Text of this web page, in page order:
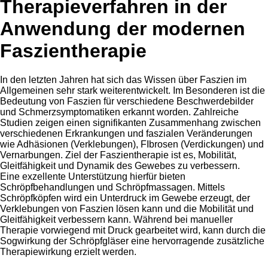
Therapieverfahren in der
Anwendung der modernen
Faszientherapie
In den letzten Jahren hat sich das Wissen über Faszien im
Allgemeinen sehr stark weiterentwickelt. Im Besonderen ist die
Bedeutung von Faszien für verschiedene Beschwerdebilder
und Schmerzsymptomatiken erkannt worden. Zahlreiche
Studien zeigen einen signifikanten Zusammenhang zwischen
verschiedenen Erkrankungen und faszialen Veränderungen
wie Adhäsionen (Verklebungen), FIbrosen (Verdickungen) und
Vernarbungen. Ziel der Faszientherapie ist es, Mobilität,
Gleitfähigkeit und Dynamik des Gewebes zu verbessern.
Eine exzellente Unterstützung hierfür bieten
Schröpfbehandlungen und Schröpfmassagen. Mittels
Schröpfköpfen wird ein Unterdruck im Gewebe erzeugt, der
Verklebungen von Faszien lösen kann und die Mobilität und
Gleitfähigkeit verbessern kann. Während bei manueller
Therapie vorwiegend mit Druck gearbeitet wird, kann durch die
Sogwirkung der Schröpfgläser eine hervorragende zusätzliche
Therapiewirkung erzielt werden.